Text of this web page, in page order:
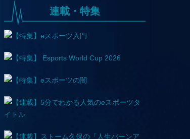
連載・特集